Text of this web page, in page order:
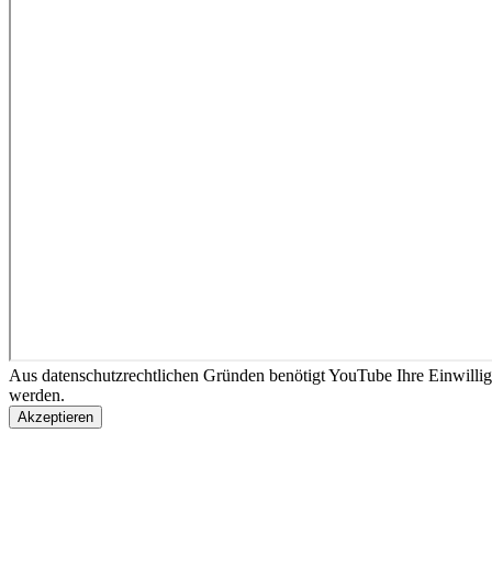
Aus datenschutzrechtlichen Gründen benötigt YouTube Ihre
werden.
Akzeptieren